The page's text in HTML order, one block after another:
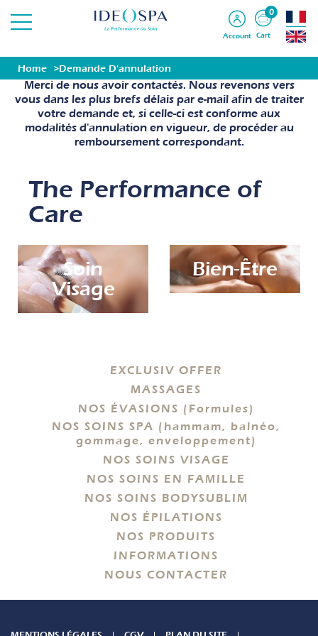
Account
0
Cart
Home Demande D'annulation
Votre demande d'annulation a bien été reçue.
Merci de nous avoir contactés. Nous revenons vers
vous dans les plus brefs délais par e-mail afin de traiter
votre demande et, si celle-ci est conforme aux
modalités d'annulation en vigueur, de procéder au
remboursement correspondant.
The Performance of
Care
Soin
Visage
Bien-Être
EXCLUSIV OFFER
MASSAGES
NOS ÉVASIONS (Formules)
NOS SOINS SPA (hammam, balnéo,
gommage, enveloppement)
NOS SOINS VISAGE
NOS SOINS EN FAMILLE
NOS SOINS BODYSUBLIM
NOS ÉPILATIONS
NOS PRODUITS
INFORMATIONS
NOUS CONTACTER